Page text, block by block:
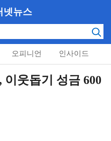
넷뉴스
오피니언 인사이드
웃돕기 성금 600